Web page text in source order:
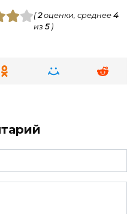
(2оценки, среднее4
из5)